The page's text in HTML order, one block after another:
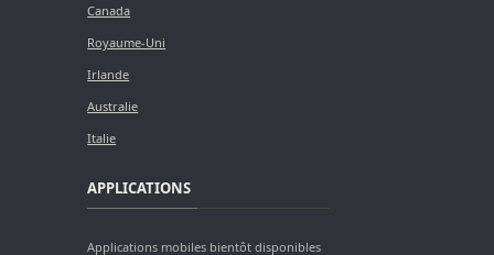
Canada
Royaume-Uni
Irlande
Australie
Italie
APPLICATIONS
Applications mobiles bientôt disponibles